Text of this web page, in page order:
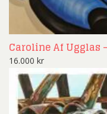
Caroline Af Ugglas
16.000 kr